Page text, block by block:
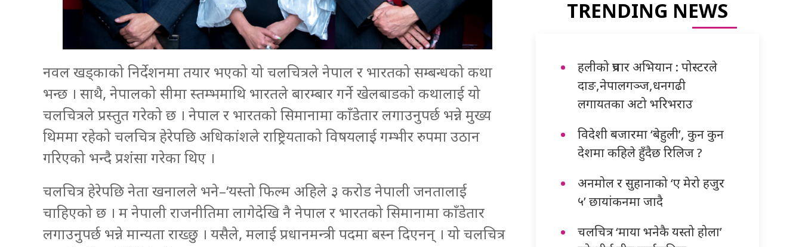
नवल खड्काको निर्देशनमा तयार भएको यो चलचित्रले नेपाल र भारतको सम्बन्धको कथा
भन्छ । साथै, नेपालको सीमा स्तम्भमाथि भारतले बारम्बार गर्ने खेलबाडको कथालाई यो
चलचित्रले प्रस्तुत गरेको छ । नेपाल र भारतको सिमानामा काँडेतार लगाउनुपर्छ भन्ने मुख्य
थिममा रहेको चलचित्र हेरेपछि अधिकांशले राष्ट्रियताको विषयलाई गम्भीर रुपमा उठान
गरिएको भन्दै प्रशंसा गरेका थिए ।
चलचित्र हेरेपछि नेता खनालले भने–‘यस्तो फिल्म अहिले ३ करोड नेपाली जनतालाई
चाहिएको छ । म नेपाली राजनीतिमा लागेदेखि नै नेपाल र भारतको सिमानामा काँडेतार
लगाउनुपर्छ भन्ने मान्यता राख्छु । यसैले, मलाई प्रधानमन्त्री पदमा बस्न दिएनन् । यो चलचित्र
TRENDING NEWS
हलीको प्रचार अभियान : पोस्टरले
दाङ,नेपालगञ्ज,धनगढी
लगायतका अटो भरिभराउ
विदेशी बजारमा ‘बेहुली’, कुन कुन
देशमा कहिले हुँदैछ रिलिज ?
अनमोल र सुहानाको ‘ए मेरो हजुर
५’ छायांकनमा जादै
चलचित्र ‘माया भनेकै यस्तो होला’